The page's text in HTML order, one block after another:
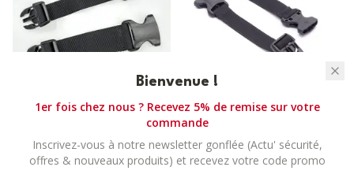
ACCESSOIRES POUR AIRBAG
HIT-AIR - BOUCLES DE
ACCESSOIRES POUR AIRBAG
HIT-AIR - BOUCLES DE
Bienvenue !
1er fois chez nous ? Recevez 5% de remise sur votre
commande
Inscrivez-vous à notre newsletter gonflée (Actu' sécurité,
offres & nouveaux produits) et recevez votre code promo